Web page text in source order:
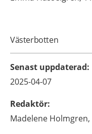
Västerbotten
Senast uppdaterad:
2025-04-07
Redaktör:
Madelene Holmgren,